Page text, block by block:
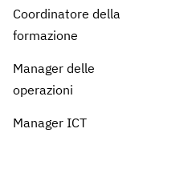
Coordinatore della
formazione
Manager delle
operazioni
Manager ICT